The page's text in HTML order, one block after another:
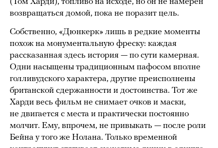
возвращаться домой, пока не поразит цель.
Собственно, «Дюнкерк» лишь в редкие моменты
похож на монументальную фреску: каждая
рассказанная здесь история — по сути камерная.
Одни насыщены традиционным пафосом вполне
голливудского характера, другие преисполнены
британской сдержанности и достоинства. Тот же
Харди весь фильм не снимает очков и маски,
не двигается с места и практически постоянно
молчит. Ему, впрочем, не привыкать — после роли
Бейна у того же Нолана. Только временной